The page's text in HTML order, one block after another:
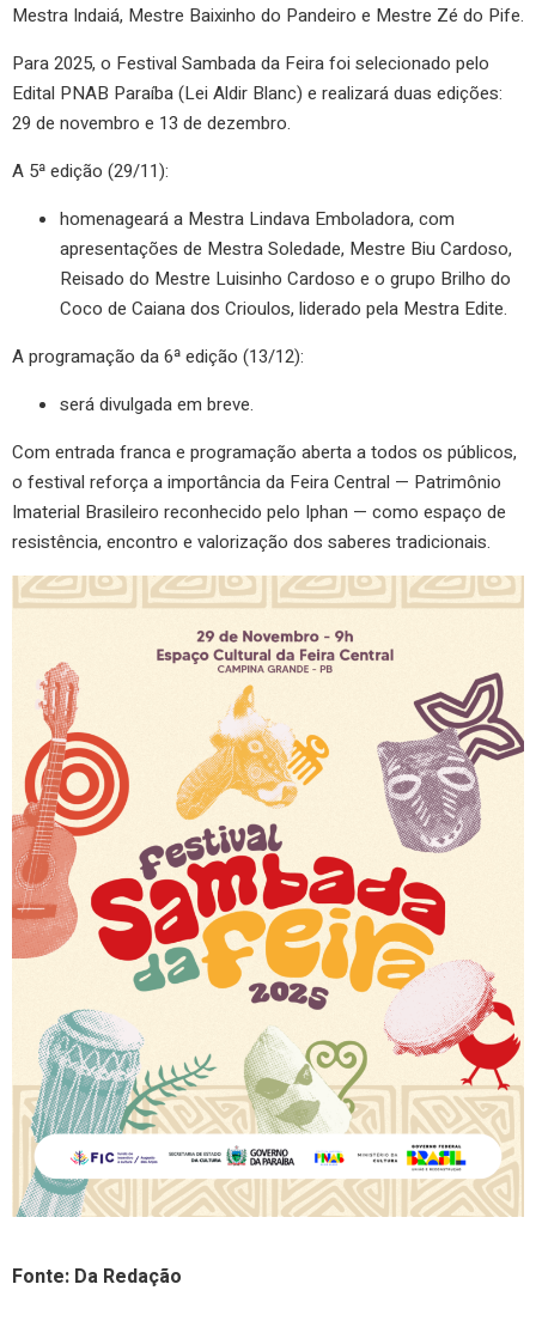
Mestra Indaiá, Mestre Baixinho do Pandeiro e Mestre Zé do Pife.
Para 2025, o Festival Sambada da Feira foi selecionado pelo
Edital PNAB Paraíba (Lei Aldir Blanc) e realizará duas edições:
29 de novembro e 13 de dezembro.
A 5ª edição (29/11):
homenageará a Mestra Lindava Emboladora, com
apresentações de Mestra Soledade, Mestre Biu Cardoso,
Reisado do Mestre Luisinho Cardoso e o grupo Brilho do
Coco de Caiana dos Crioulos, liderado pela Mestra Edite.
A programação da 6ª edição (13/12):
será divulgada em breve.
Com entrada franca e programação aberta a todos os públicos,
o festival reforça a importância da Feira Central — Patrimônio
Imaterial Brasileiro reconhecido pelo Iphan — como espaço de
resistência, encontro e valorização dos saberes tradicionais.
Fonte: Da Redação